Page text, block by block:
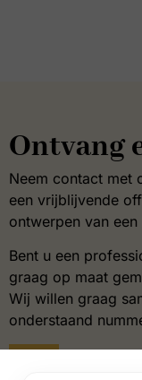
Ontvang
Neem contact met
een vrijblijvende
ontwerpen van
Bent u een
graag op maat
Wij willen graag
onderstaand